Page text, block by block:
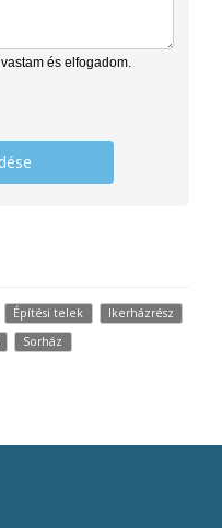
és elfogadom.
Építési telek
Ikerházrész
Sorház